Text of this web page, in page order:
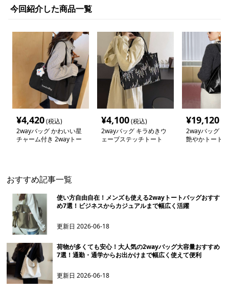
今回紹介した商品一覧
¥4,420(税込)
2wayバッグ かわいい星
チャーム付き 2wayトー
¥4,100(税込)
2wayバッグ キラめきウ
ェーブステッチトート
¥19,120
2wayバッグ パ
艶やかトート
おすすめ記事一覧
使い方自由自在！メンズも使える2wayトートバッグおすす
め7選！ビジネスからカジュアルまで幅広く活躍
更新日2026-06-18
荷物が多くても安心！大人気の2wayバッグ大容量おすすめ
7選！通勤・通学からお出かけまで幅広く使えて便利
更新日2026-06-18